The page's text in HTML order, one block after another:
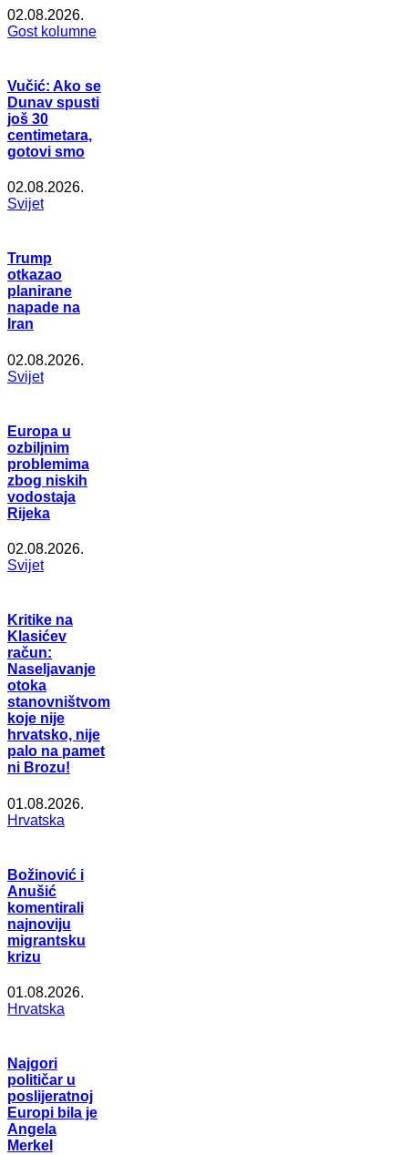
02.08.2026.
Gost kolumne
Vučić: Ako se
Dunav spusti
još 30
centimetara,
gotovi smo
02.08.2026.
Svijet
Trump
otkazao
planirane
napade na
Iran
02.08.2026.
Svijet
Europa u
ozbiljnim
problemima
zbog niskih
vodostaja
Rijeka
02.08.2026.
Svijet
Kritike na
Klasićev
račun:
Naseljavanje
otoka
stanovništvom
koje nije
hrvatsko, nije
palo na pamet
ni Brozu!
01.08.2026.
Hrvatska
Božinović i
Anušić
komentirali
najnoviju
migrantsku
krizu
01.08.2026.
Hrvatska
Najgori
političar u
poslijeratnoj
Europi bila je
Angela
Merkel